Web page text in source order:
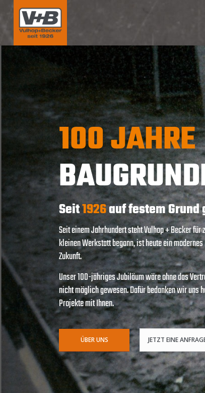
100 JAHRE
Seit1926auf festem Grund
Seit einem Jahrhundert steht Vulhop + Becker
kleinen Werkstatt begann, ist heute ein
Zukunft.
Unser 100-jähriges Jubiläum wäre ohne das
nicht möglich gewesen. Dafür bedanken wir uns
Projekte mit Ihnen.
ÜBER UNS JETZT EINE